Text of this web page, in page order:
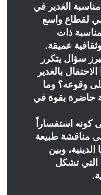
الغدير في
لقطاع واسع
ذات
وثقافية عميقة.
سؤال يتكرر
بالغدير
وقوعه؟ وما
حاضرة بقوة في
كونه استفساراً
مناقشة طبيعة
الدينية، وبين
التي تشكل